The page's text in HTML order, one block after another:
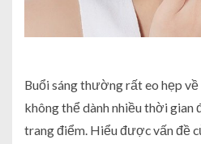
Buổi sáng thường rất eo hẹp
không thể dành nhiều thời gian
trang điểm. Hiểu được vấn đề